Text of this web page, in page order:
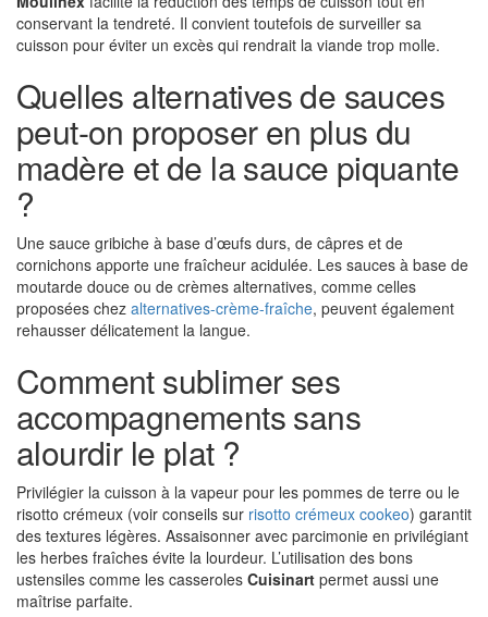
conservant la tendreté. Il convient toutefois de surveiller sa
cuisson pour éviter un excès qui rendrait la viande trop molle.
Quelles alternatives de sauces
peut-on proposer en plus du
madère et de la sauce piquante
?
Une sauce gribiche à base d’œufs durs, de câpres et de
cornichons apporte une fraîcheur acidulée. Les sauces à base de
moutarde douce ou de crèmes alternatives, comme celles
proposées chez alternatives-crème-fraîche, peuvent également
rehausser délicatement la langue.
Comment sublimer ses
accompagnements sans
alourdir le plat ?
Privilégier la cuisson à la vapeur pour les pommes de terre ou le
risotto crémeux (voir conseils sur risotto crémeux cookeo) garantit
des textures légères. Assaisonner avec parcimonie en privilégiant
les herbes fraîches évite la lourdeur. L’utilisation des bons
ustensiles comme les casseroles Cuisinart permet aussi une
maîtrise parfaite.